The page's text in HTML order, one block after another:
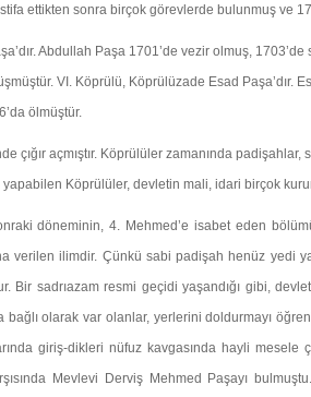
ettikten sonra birçok görevlerde bulunmuş ve
Abdullah Paşa 1701’de vezir olmuş, 1703’de
VI. Köprülü, Köprülüzade Esad Paşa’dır.
ölmüştür.
çığır açmıştır. Köprülüler zamanında padişahlar,
Köprülüler, devletin mali, idari birçok
döneminin, 4. Mehmed’e isabet eden
ve­rilen ilimdir. Çünkü sabi padişah henüz yedi
Bir sadrıazam resmi geçidi yaşandığı gibi,
bağlı olarak var olanlar, yer­lerini doldurmayı
giriş-dikleri nüfuz kavgasında hayli mesele
Mevlevi Derviş Mehmed Paşayı